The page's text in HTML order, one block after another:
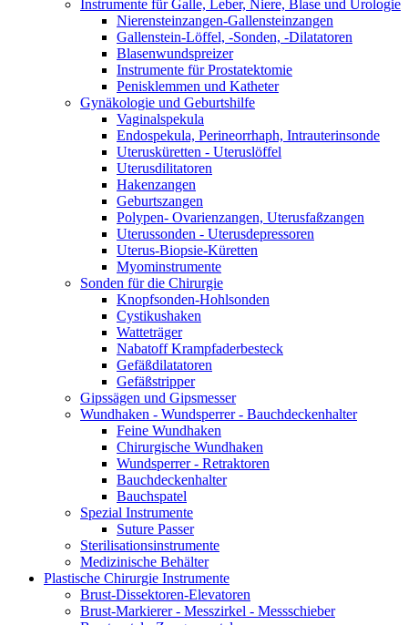
Instrumente für Galle, Leber, Niere, Blase und Urologie
Nierensteinzangen-Gallensteinzangen
Gallenstein-Löffel, -Sonden, -Dilatatoren
Blasenwundspreizer
Instrumente für Prostatektomie
Penisklemmen und Katheter
Gynäkologie und Geburtshilfe
Vaginalspekula
Endospekula, Perineorrhaph, Intrauterinsonde
Uterusküretten - Uteruslöffel
Uterusdilitatoren
Hakenzangen
Geburtszangen
Polypen- Ovarienzangen, Uterusfaßzangen
Uterussonden - Uterusdepressoren
Uterus-Biopsie-Küretten
Myominstrumente
Sonden für die Chirurgie
Knopfsonden-Hohlsonden
Cystikushaken
Watteträger
Nabatoff Krampfaderbesteck
Gefäßdilatatoren
Gefäßstripper
Gipssägen und Gipsmesser
Wundhaken - Wundsperrer - Bauchdeckenhalter
Feine Wundhaken
Chirurgische Wundhaken
Wundsperrer - Retraktoren
Bauchdeckenhalter
Bauchspatel
Spezial Instrumente
Suture Passer
Sterilisationsinstrumente
Medizinische Behälter
Plastische Chirurgie Instrumente
Brust-Dissektoren-Elevatoren
Brust-Markierer - Messzirkel - Messschieber